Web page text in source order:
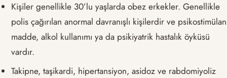
Kişiler genellikle 30’lu yaşlarda obez erkekler. Genellikle
polis çağırılan anormal davranışlı kişilerdir ve psikostimülan
madde, alkol kullanımı ya da psikiyatrik hastalık öyküsü
vardır.
Takipne, taşikardi, hipertansiyon, asidoz ve rabdomiyoliz